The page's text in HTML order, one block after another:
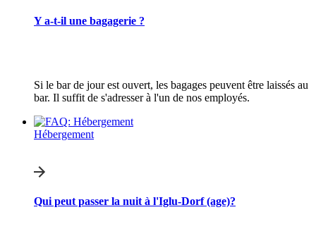
Y a-t-il une bagagerie ?
Si le bar de jour est ouvert, les bagages peuvent être laissés au
bar. Il suffit de s'adresser à l'un de nos employés.
Hébergement
Qui peut passer la nuit à l'Iglu-Dorf (age)?